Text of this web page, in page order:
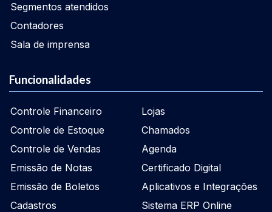
Segmentos atendidos
Contadores
Sala de imprensa
Funcionalidades
Controle Financeiro
Controle de Estoque
Controle de Vendas
Emissão de Notas
Emissão de Boletos
Cadastros
Lojas
Chamados
Agenda
Certificado Digital
Aplicativos e Integrações
Sistema ERP Online